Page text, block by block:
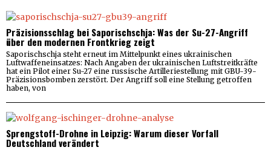
Präzisionsschlag bei Saporischschja: Was der Su-27-Angriff
über den modernen Frontkrieg zeigt
Saporischschja steht erneut im Mittelpunkt eines ukrainischen
Luftwaffeneinsatzes: Nach Angaben der ukrainischen Luftstreitkräfte
hat ein Pilot einer Su-27 eine russische Artilleriestellung mit GBU-39-
Präzisionsbomben zerstört. Der Angriff soll eine Stellung getroffen
haben, von
Sprengstoff-Drohne in Leipzig: Warum dieser Vorfall
Deutschland verändert